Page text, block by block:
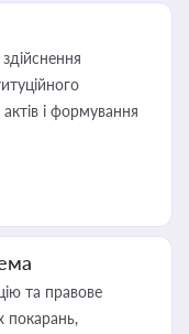
і формування
та правове
покарань,